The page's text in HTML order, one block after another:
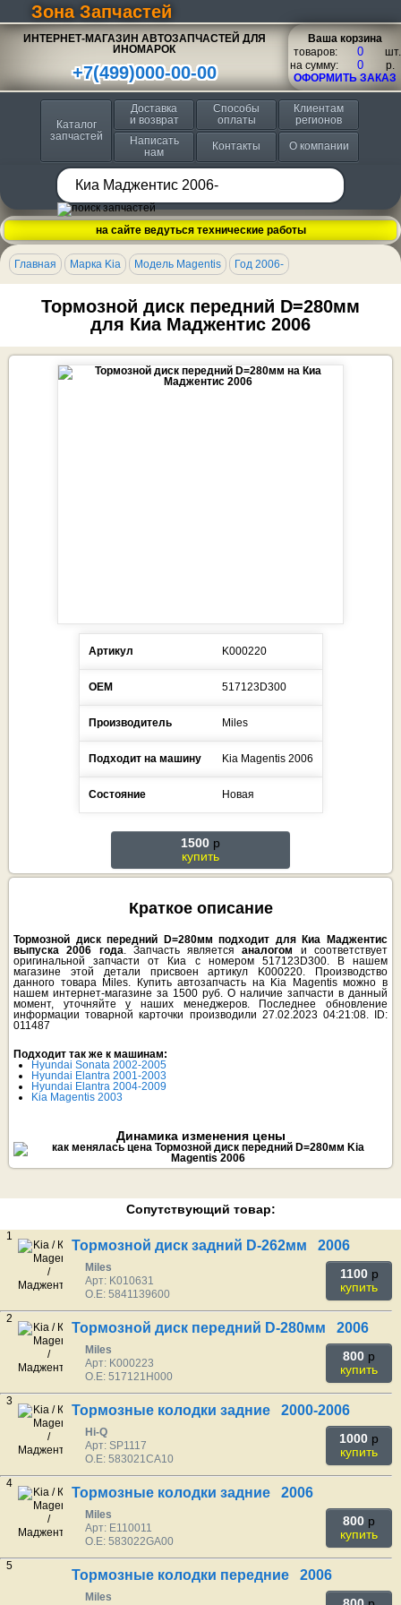
Зона Запчастей
ИНТЕРНЕТ-МАГАЗИН АВТОЗАПЧАСТЕЙ ДЛЯ
ИНОМАРОК
+7(499)000-00-00
Ваша корзина
товаров:
шт.
на сумму:
p.
ОФОРМИТЬ ЗАКАЗ
Каталог
запчастей
Доставка
и возврат
Способы
оплаты
Клиентам
регионов
Написать
нам
Контакты О компании
на сайте ведуться технические работы
Главная Марка Kia Модель Magentis Год 2006-
Тормозной диск передний D=280мм
для Киа Маджентис 2006
Артикул K000220
ОЕМ 517123D300
Производитель Miles
Подходит на машину Kia Magentis 2006
Состояние Новая
1500 p
купить
Краткое описание
Тормозной диск передний D=280мм подходит для Киа Маджентис
выпуска 2006 года. Запчасть являетсяаналогом
и соответствует
оригинальной запчасти от Киа с номером 517123D300. В нашем
магазине этой детали присвоен артикул K000220. Производство
данного товара Miles. Купить автозапчасть на Kia Magentis можно в
нашем интернет-магазине за 1500 руб. О наличие запчасти в данный
момент, уточняйте у наших менеджеров. Последнее обновление
информации товарной карточки производили 27.02.2023 04:21:08. ID:
011487
Подходит так же к машинам:
Hyundai Sonata 2002-2005
Hyundai Elantra 2001-2003
Hyundai Elantra 2004-2009
Kia Magentis 2003
Динамика изменения цены
Сопутствующий товар:
1
Тормозной диск задний D-262мм 2006
Miles
Арт: K010631
O.E: 5841139600
1100 p
купить
2
Тормозной диск передний D-280мм 2006
Miles
Арт: K000223
O.E: 517121H000
800 p
купить
3
Тормозные колодки задние 2000-2006
Hi-Q
Арт: SP1117
O.E: 583021CA10
1000 p
купить
4
Тормозные колодки задние 2006
Miles
Арт: E110011
O.E: 583022GA00
800 p
купить
5
Тормозные колодки передние 2006
Miles